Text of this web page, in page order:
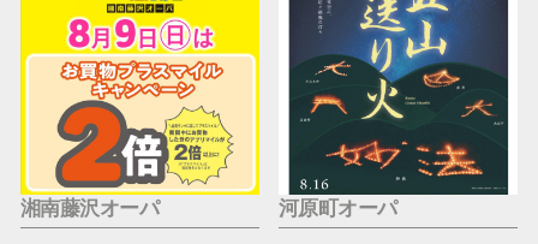
湘南藤沢オーパ 河原町オーパ